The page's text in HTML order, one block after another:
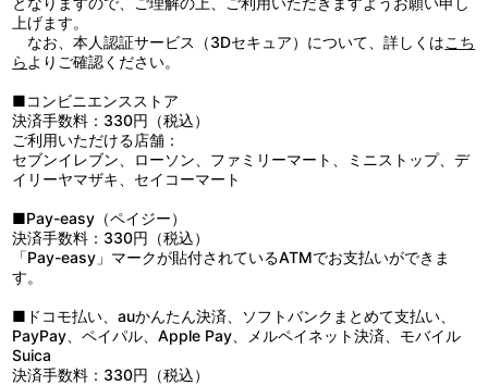
●ベンジンやシンナーなどの溶剤やアルコールは変色・変形・破損
の原因になりますので使用や付着をお避けください。
上げます。
なお、本人認証サービス（3Dセキュア）について、詳しくはこち
ら よりご確認ください。
■コンビニエンスストア
決済手数料：330円（税込）
ご利用いただける店舗：
セブンイレブン、ローソン、ファミリーマート、ミニストップ、デ
イリーヤマザキ、セイコーマート
■Pay-easy（ペイジー）
決済手数料：330円（税込）
「Pay-easy」マークが貼付されているATMでお支払いができま
す。
■ドコモ払い、auかんたん決済、ソフトバンクまとめて支払い、
PayPay、ペイパル、Apple Pay、メルペイネット決済、モバイル
Suica
決済手数料：330円（税込）